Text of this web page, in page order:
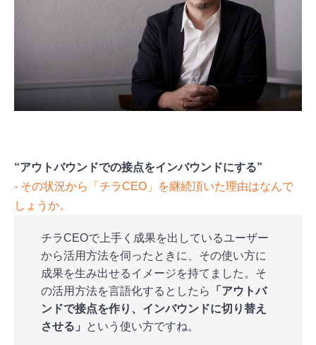
“アウトバウンドでの接点をインバウンドにする”
‐ その状況から「チラCEO」を継続頂いた理由はなんで
しょうか。
チラCEOで上手く成果を出しているユーザー
から活用方法を伺ったときに、その使い方に
成果を生み出せるイメージを持てました。そ
の活用方法を言語化するとしたら
「アウトバ
ンドで接点を作り、インバウンドに切り替え
させる」
という使い方ですね。